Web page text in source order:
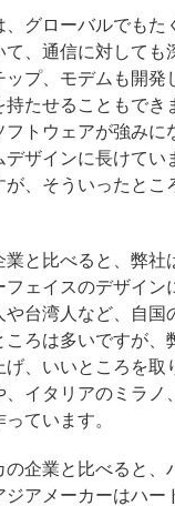
グローバルでもた
て、通信に対しても
プ、モデムも開発
持たせることもでき
トウェアが強みに
ザインに長けてい
が、そういったとこ
と比べると、弊社
ェイスのデザイン
や台湾人など、自国
ろは多いですが、
、いいところを取
、イタリアのミラノ
ています。
企業と比べると、
アメーカーはハー